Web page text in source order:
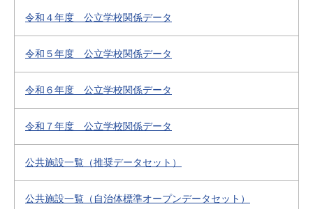
令和４年度 公立学校関係データ
令和５年度 公立学校関係データ
令和６年度 公立学校関係データ
令和７年度 公立学校関係データ
公共施設一覧（推奨データセット）
公共施設一覧（自治体標準オープンデータセット）